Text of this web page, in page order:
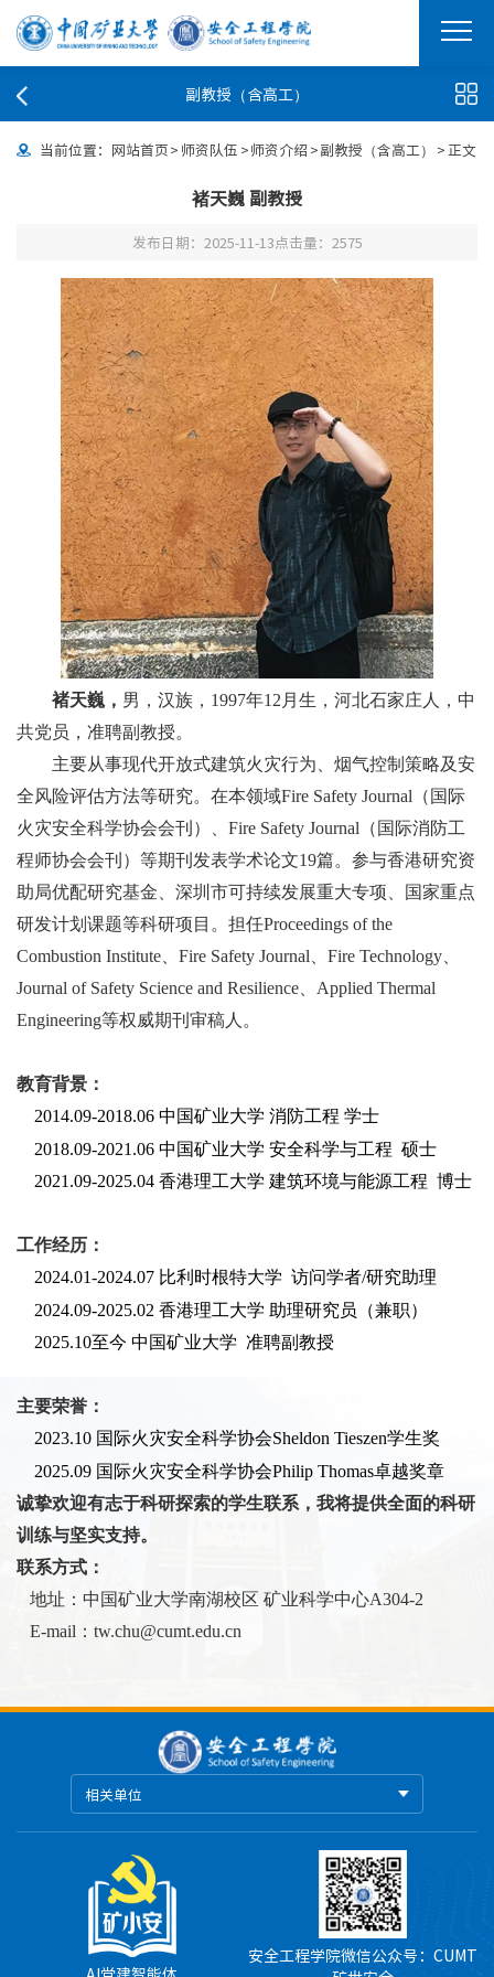
副教授（含高工）
当前位置： 网站首页> 师资队伍 >师资介绍 >副教授（含高工） >正文
褚天巍 副教授
发布日期：2025-11-13点击量： 2575
褚天巍， 男，汉族， 1997年12 月生，河北石家庄人，中
共党员，准聘副教授。
主要从事现代开放式建筑火灾行为、烟气控制策略及安
全风险评估方法等研究。在本领域Fire Safety Journal （国际
火灾安全科学协会会刊）、 Fire Safety Journal （国际消防工
程师协会会刊）等期刊发表学术论文19篇。参与香港研究资
助局优配研究基金、深圳市可持续发展重大专项、国家重点
研发计划课题等科研项目。担任Proceedings of the
Combustion Institute
Fire Safety Journal Fire Technology
Journal of Safety Science and Resilience
Applied Thermal
Engineering等权威期刊审稿人。
教育背景：
2014.09-2018.06 中国矿业大学 消防工程 学士
2018.09-2021.06 中国矿业大学 安全科学与工程 硕士
2021.09-2025.04 香港理工大学 建筑环境与能源工程 博士
工作经历：
2024.01-2024.07 比利时根特大学 访问学者/研究助理
2024.09-2025.02 香港理工大学 助理研究员（兼职）
2025.10至今 中国矿业大学 准聘副教授
主要荣誉：
2023.10 国际火灾安全科学协会Sheldon Tieszen学生奖
2025.09 国际火灾安全科学协会Philip Thomas卓越奖章
诚挚欢迎有志于科研探索的学生联系，我将提供全面的科研
训练与坚实支持。
联系方式：
地址：中国矿业大学南湖校区 矿业科学中心A304-2
E-mail ： tw.chu@cumt.edu.cn
相关单位
安全工程学院微信公众号：CUMT